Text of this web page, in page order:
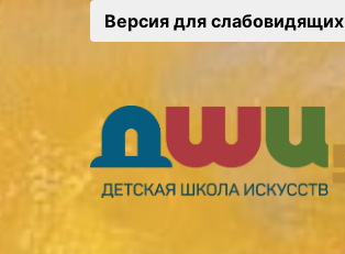
Версия для слабовидящих